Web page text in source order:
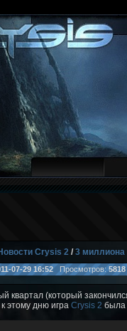
Crysis 2/3 миллиона
07-29 16:52Просмотров: 5818
квартал (который
этому дню игра Crysis 2 была